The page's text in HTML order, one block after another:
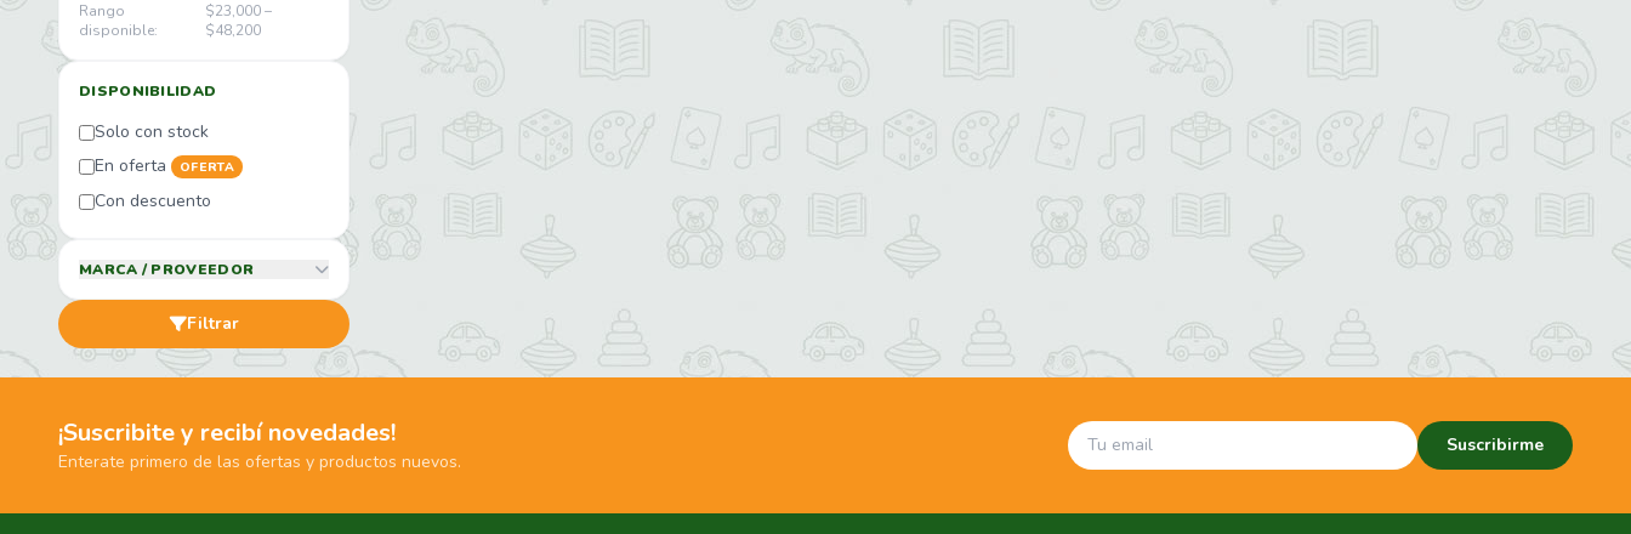
Rango
disponible:
$23,000 –
$48,200
DISPONIBILIDAD
Solo con stock
En oferta
OFERTA
Con descuento
MARCA / PROVEEDOR
Filtrar
¡Suscribite y recibí novedades!
Enterate primero de las ofertas y productos nuevos.
Suscribirme